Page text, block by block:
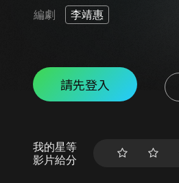
編劇 李靖惠
請先登入
我的星等
影片給分